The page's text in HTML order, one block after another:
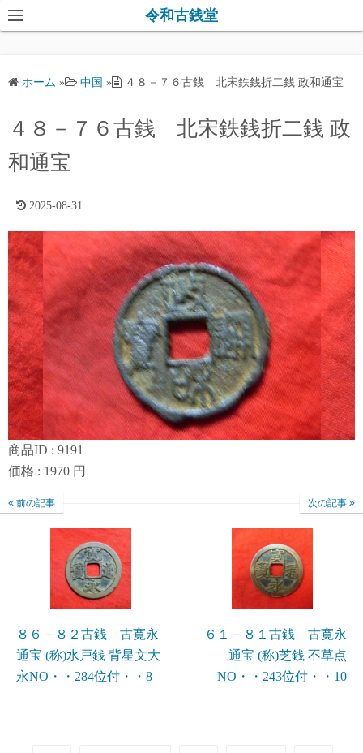
コ
ン
キ
令和古銭堂
ホーム » 中国 » ４８－７６古銭 北宋鉄銭折二銭 政和通宝
４８－７６古銭 北宋鉄銭折二銭 政
和通宝
2025-08-31
商品ID : 9191
価格 : 1970 円
前の記事
８６－８２古銭 古寛永
通宝 (称)水戸銭 背星文大
永NO・・284位付・・8
次の記事
６１－８１古銭 古寛永
通宝 (称)芝銭 不草点
NO・・243位付・・10